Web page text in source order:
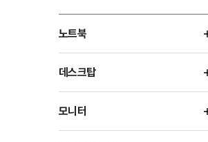
노트북
데스크탑
모니터